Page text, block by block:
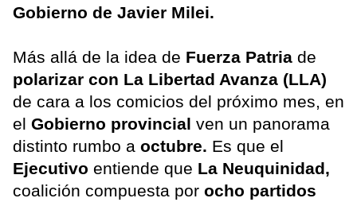
Gobierno de Javier Milei.
Más allá de la idea de Fuerza Patria de
polarizar con La Libertad Avanza (LLA)
de cara a los comicios del próximo mes, en
el Gobierno provincial ven un panorama
distinto rumbo a octubre. Es que el
Ejecutivo entiende que La Neuquinidad,
coalición compuesta por ocho partidos